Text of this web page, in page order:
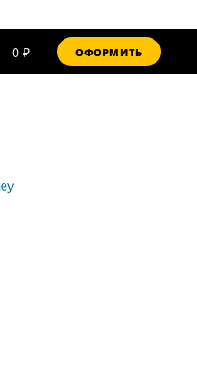
0₽ ОФОРМИТЬ